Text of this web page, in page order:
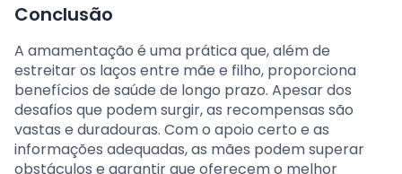
Conclusão
A amamentação é uma prática que, além de
estreitar os laços entre mãe e filho, proporciona
benefícios de saúde de longo prazo. Apesar dos
desafios que podem surgir, as recompensas são
vastas e duradouras. Com o apoio certo e as
informações adequadas, as mães podem superar
obstáculos e garantir que oferecem o melhor